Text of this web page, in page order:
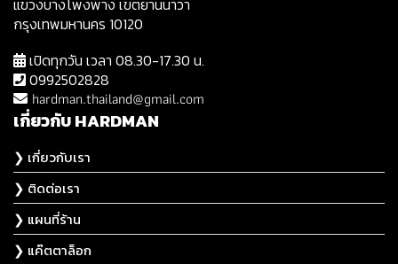
แขวงบางโพงพาง เขตยานนาวา
กรุงเทพมหานคร 10120
เปิดทุกวัน เวลา 08.30-17.30 น.
0992502828
hardman.thailand@gmail.com
เกี่ยวกับ HARDMAN
❯ เกี่ยวกับเรา
❯ ติดต่อเรา
❯ แผนที่ร้าน
❯ แค๊ตตาล็อก